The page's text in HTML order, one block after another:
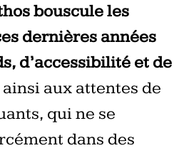
bouscule les
dernières années
d’accessibilité et de
aux attentes de
qui ne se
dans des